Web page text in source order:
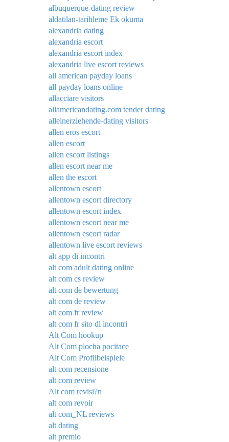
albuquerque-dating review
aldatilan-tarihleme Ek okuma
alexandria dating
alexandria escort
alexandria escort index
alexandria live escort reviews
all american payday loans
all payday loans online
allacciare visitors
allamericandating.com tender dating
alleinerziehende-dating visitors
allen eros escort
allen escort
allen escort listings
allen escort near me
allen the escort
allentown escort
allentown escort directory
allentown escort index
allentown escort near me
allentown escort radar
allentown live escort reviews
alt app di incontri
alt com adult dating online
alt com cs review
alt com de bewertung
alt com de review
alt com fr review
alt com fr sito di incontri
Alt Com hookup
Alt Com plocha pocitace
Alt Com Profilbeispiele
alt com recensione
alt com review
Alt com revisi?n
alt com revoir
alt com_NL reviews
alt dating
alt premio